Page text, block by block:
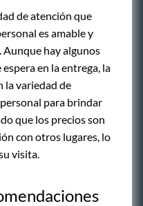
de atención que
es amable y
Aunque hay algunos
en la entrega, la
la variedad de
para brindar
que los precios son
con otros lugares, lo
visita.